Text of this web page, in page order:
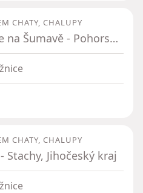
CHATY, CHALUPY
Nezdice na Šumavě - Pohorsko, Plzeňský kraj
CHATY, CHALUPY
Stachy, Jihočeský kraj